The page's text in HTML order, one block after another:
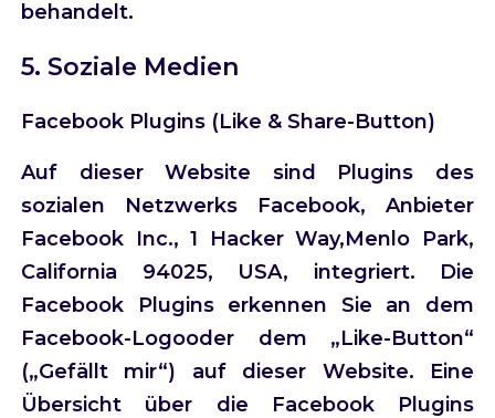
behandelt.
5. Soziale Medien
Facebook Plugins (Like & Share-Button)
Auf dieser Website sind Plugins des
sozialen Netzwerks Facebook, Anbieter
Facebook Inc., 1 Hacker Way,Menlo Park,
California 94025, USA, integriert. Die
Facebook Plugins erkennen Sie an dem
Facebook-Logooder dem „Like-Button“
(„Gefällt mir“) auf dieser Website. Eine
Übersicht über die Facebook Plugins